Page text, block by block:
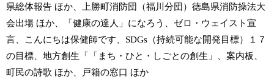
県総体報告 ほか、上勝町消防団（福川分団）徳島県消防操法大
会出場 ほか、「健康の達人」になろう、ゼロ・ウェイスト宣
言、こんにちは保健師です、SDGs（持続可能な開発目標）１７
の目標、地方創生「「まち・ひと・しごとの創生」、案内板、
町民の詩歌 ほか、戸籍の窓口 ほか